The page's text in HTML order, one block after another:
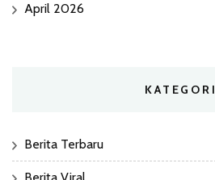
April 2026
KATEGORI
Berita Terbaru